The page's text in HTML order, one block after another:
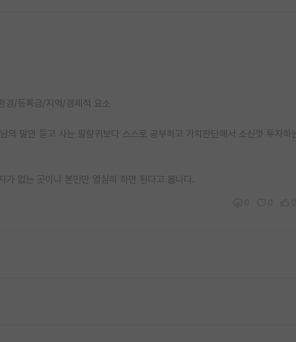
경/등록금/지역/경제적 요소
말만 듣고 사는 팔랑귀보다 스스로 공부하고 가치판단해서 소신껏 투자하
없는 곳이니 본인만 열심히 하면 된다고 봅니다.